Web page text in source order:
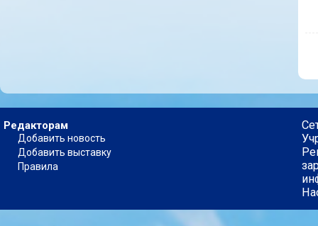
Редакторам
Добавить новость
Добавить выставку
Правила